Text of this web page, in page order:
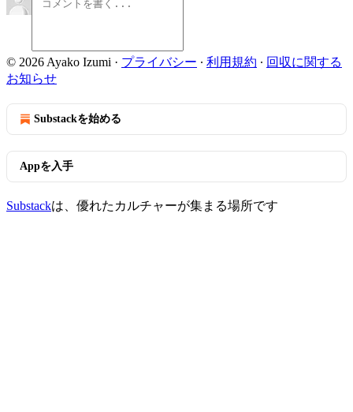
© 2026 Ayako Izumi · プライバシー ∙ 利用規約 ∙ 回収に関する
お知らせ
Substackを始める
Appを入手
Substackは、優れたカルチャーが集まる場所です